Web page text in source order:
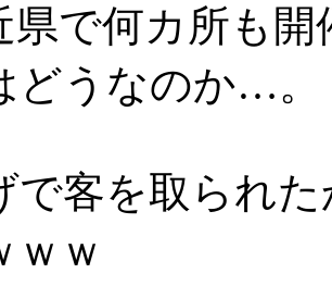
県で何カ所も
どうなのか…。
で客を取られ
ｗｗ